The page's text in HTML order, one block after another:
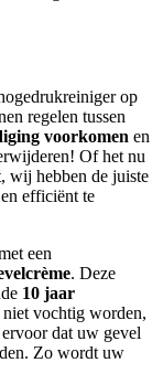
op
regelen tussen
voorkomen en
Of het nu
wij hebben de juiste
efficiënt te
een
. Deze
10 jaar
vochtig worden,
dat uw gevel
Zo wordt uw